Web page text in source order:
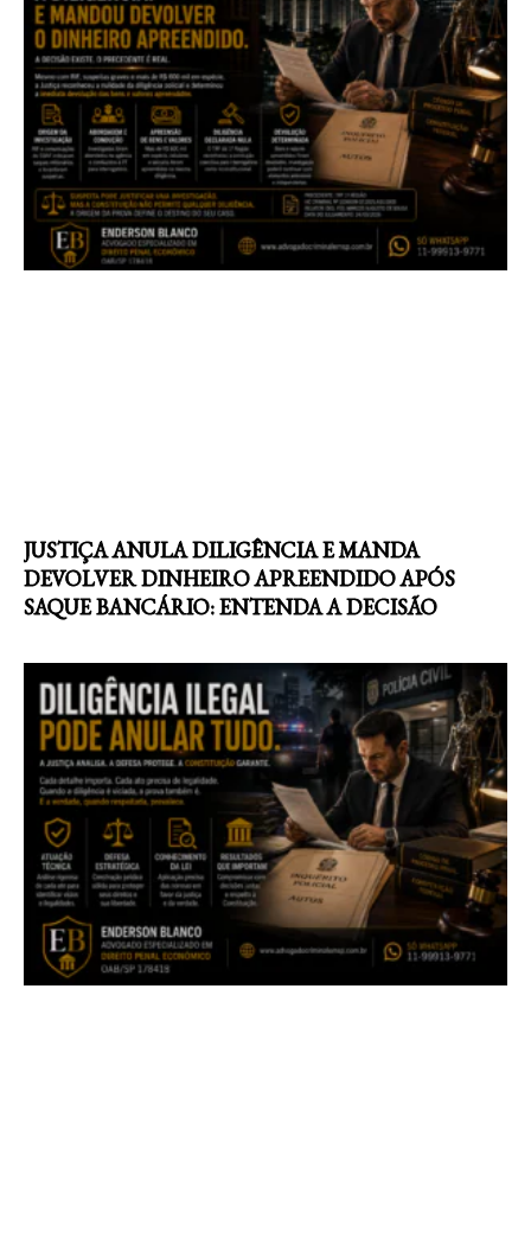
JUSTIÇA ANULA DILIGÊNCIA E MANDA
DEVOLVER DINHEIRO APREENDIDO APÓS
SAQUE BANCÁRIO: ENTENDA A DECISÃO